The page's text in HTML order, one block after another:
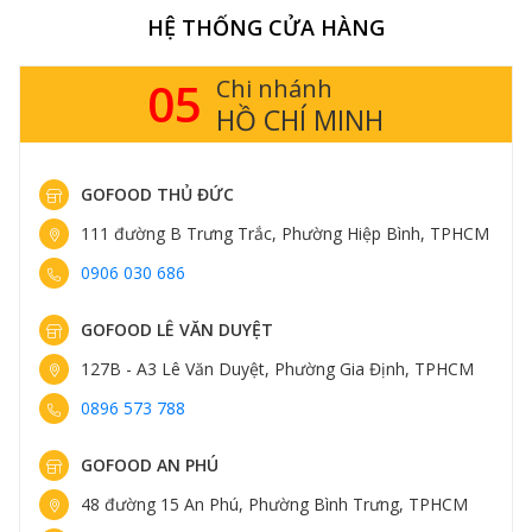
Đặc biệt, Greater Omaha chỉ sản xuất 2.400 con bò mỗi
Họ cũng lựa chọn đơn vị hợp tác phân phối kĩ lưỡng,
chỉ cung cấp sản phẩm của mình cho một số butcher
shop, siêu thịt hay khách sạn 5 sao có chọn lọc.
HỆ THỐNG CỬA HÀNG
05 Chi nhánh
HỒ CHÍ MINH
GOFOOD THỦ ĐỨC
111 đường B Trưng Trắc, Phường Hiệp Bình, TPHCM
0906 030 686
GOFOOD LÊ VĂN DUYỆT
127B - A3 Lê Văn Duyệt, Phường Gia Định, TPHCM
0896 573 788
GOFOOD AN PHÚ
48 đường 15 An Phú, Phường Bình Trưng, TPHCM